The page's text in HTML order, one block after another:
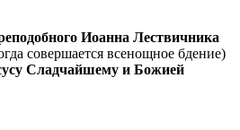
Иоанна Лествичника
совершается всенощное бдение)
Сладчайшему и Божией